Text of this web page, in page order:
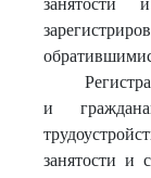
занятости
и
занятости и